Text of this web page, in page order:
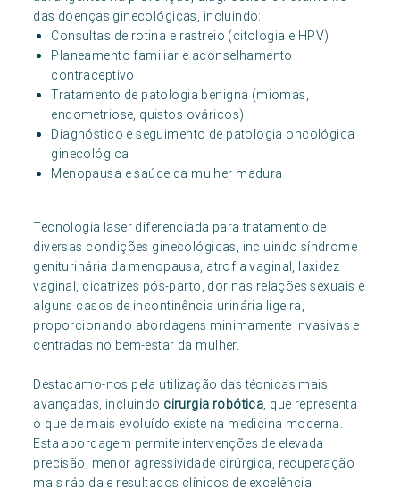
das doenças ginecológicas, incluindo:
Consultas de rotina e rastreio (citologia e HPV)
Planeamento familiar e aconselhamento
contraceptivo
Tratamento de patologia benigna (miomas,
endometriose, quistos ováricos)
Diagnóstico e seguimento de patologia oncológica
ginecológica
Menopausa e saúde da mulher madura
Tecnologia laser diferenciada para tratamento de
diversas condições ginecológicas, incluindo síndrome
geniturinária da menopausa, atrofia vaginal, laxidez
vaginal, cicatrizes pós-parto, dor nas relações sexuais e
alguns casos de incontinência urinária ligeira,
proporcionando abordagens minimamente invasivas e
centradas no bem-estar da mulher.
Destacamo-nos pela utilização das técnicas mais
avançadas, incluindo cirurgia robótica, que representa
o que de mais evoluído existe na medicina moderna.
Esta abordagem permite intervenções de elevada
precisão, menor agressividade cirúrgica, recuperação
mais rápida e resultados clínicos de excelência